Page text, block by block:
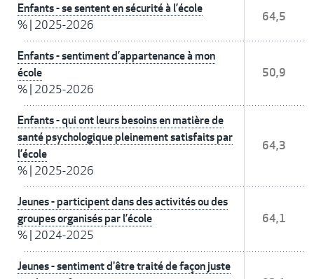
Enfants - se sentent en sécurité à l’école
% 2025-2026
64,5
Enfants - sentiment d’appartenance à mon
école
% 2025-2026
50,9
Enfants - qui ont leurs besoins en matière de
santé psychologique pleinement satisfaits par
l’école
% 2025-2026
64,3
Jeunes - participent dans des activités ou des
groupes organisés par l’école
% 2024-2025
64,1
Jeunes - sentiment d'être traité de façon juste